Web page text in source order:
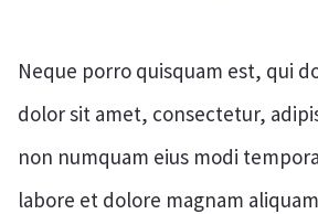
Neque porro quisquam est, qui
dolor sit amet, consectetur,
non numquam eius modi
labore et dolore magnam